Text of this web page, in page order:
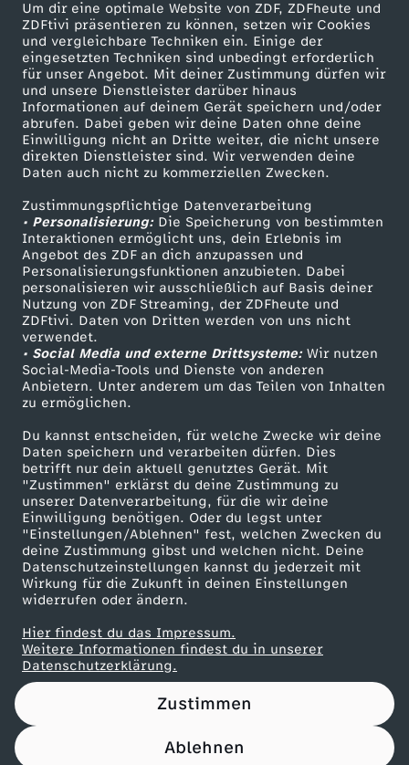
Um dir eine optimale Website von ZDF, ZDFheute und
ZDFtivi präsentieren zu können, setzen wir Cookies
und vergleichbare Techniken ein. Einige der
eingesetzten Techniken sind unbedingt erforderlich
für unser Angebot. Mit deiner Zustimmung dürfen wir
und unsere Dienstleister darüber hinaus
Informationen auf deinem Gerät speichern und/oder
abrufen. Dabei geben wir deine Daten ohne deine
Einwilligung nicht an Dritte weiter, die nicht unsere
direkten Dienstleister sind. Wir verwenden deine
Daten auch nicht zu kommerziellen Zwecken.
Zustimmungspflichtige Datenverarbeitung
• Personalisierung:Die Speicherung von bestimmten
Interaktionen ermöglicht uns, dein Erlebnis im
Angebot des ZDF an dich anzupassen und
Personalisierungsfunktionen anzubieten. Dabei
personalisieren wir ausschließlich auf Basis deiner
Nutzung von ZDF Streaming, der ZDFheute und
ZDFtivi. Daten von Dritten werden von uns nicht
verwendet.
• Social Media und externe Drittsysteme:Wir nutzen
Social-Media-Tools und Dienste von anderen
Anbietern. Unter anderem um das Teilen von Inhalten
zu ermöglichen.
Du kannst entscheiden, für welche Zwecke wir deine
Daten speichern und verarbeiten dürfen. Dies
betrifft nur dein aktuell genutztes Gerät. Mit
"Zustimmen" erklärst du deine Zustimmung zu
unserer Datenverarbeitung, für die wir deine
Einwilligung benötigen. Oder du legst unter
"Einstellungen/Ablehnen" fest, welchen Zwecken du
deine Zustimmung gibst und welchen nicht. Deine
Datenschutzeinstellungen kannst du jederzeit mit
Wirkung für die Zukunft in deinen Einstellungen
widerrufen oder ändern.
Hier findest du das Impressum.
Weitere Informationen findest du in unserer
Datenschutzerklärung.
Zustimmen
Ablehnen
Mehr ZDF
ZDF-Apps
Smart TV
ZDFtext
Livestreams
Sendungen A-Z
TV-Programm
Service
ZDFmitreden
Kontakt zum ZDF
Tickets
Zuschauerservice
Hilfe
ZDF Unternehmen
Karriere
ZDF goes Schule
Werbefernsehen
Mainzelmännchen
Partner
Nutzungsbedingungen